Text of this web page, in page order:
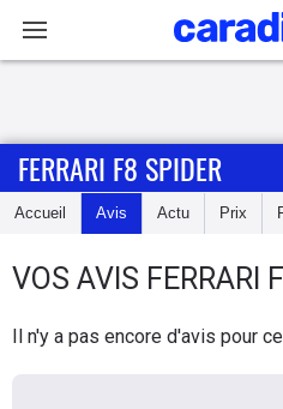
Accueil
Essais
Guide
FERRARI F8 SPIDER
Accueil Avis Actu Prix
VOS AVIS FERRARI
Il n'y a pas encore d'avis pour